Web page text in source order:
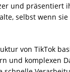
und präsentiert
selbst wenn
von TikTok
und komplexen